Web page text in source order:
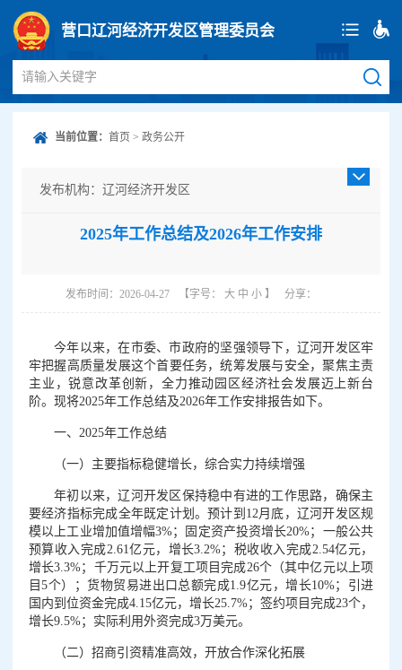
营口辽河经济开发区管理委员会
请输入关键字
当前位置： 首页 > 政务公开
发布机构：辽河经济开发区
成文日期：2026-04-27
2025年工作总结及2026年工作安排
发布时间：2026-04-27 【字号： 大 中 小 】 分享：
今年以来，在市委、市政府的坚强领导下，辽河开发区牢
牢把握高质量发展这个首要任务，统筹发展与安全，聚焦主责
主业，锐意改革创新，全力推动园区经济社会发展迈上新台
阶。现将2025年工作总结及2026年工作安排报告如下。
一、2025年工作总结
（一）主要指标稳健增长，综合实力持续增强
年初以来，辽河开发区保持稳中有进的工作思路，确保主
要经济指标完成全年既定计划。预计到12月底，辽河开发区规
模以上工业增加值增幅3%；固定资产投资增长20%；一般公共
预算收入完成2.61亿元，增长3.2%；税收收入完成2.54亿元，
增长3.3%；千万元以上开复工项目完成26个（其中亿元以上项
目5个）；货物贸易进出口总额完成1.9亿元，增长10%；引进
国内到位资金完成4.15亿元，增长25.7%；签约项目完成23个，
增长9.5%；实际利用外资完成3万美元。
（二）招商引资精准高效，开放合作深化拓展